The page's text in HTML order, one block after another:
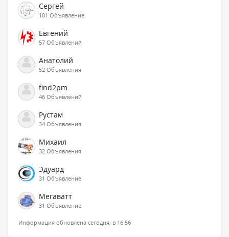
Сергей
101 Объявление
Евгений
57 Объявлений
Анатолий
52 Объявления
find2pm
46 Объявлений
Рустам
34 Объявления
Михаил
32 Объявления
Эдуард
31 Объявление
Мегаватт
31 Объявление
Информация обновлена сегодня, в 16:56